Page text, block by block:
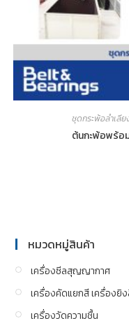
ชุดกระพ้อลำเลีย
ต้นกะพ้อพร้อ
หมวดหมู่สินค้า
เครื่องซีลสุญญากาศ
เครื่องคัดแยกสี เครื่องยิ
เครื่องวัดความชื้น